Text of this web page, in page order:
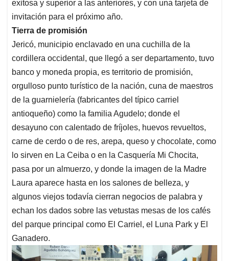
exitosa y superior a las anteriores, y con una tarjeta de
invitación para el próximo año.
Tierra de promisión
Jericó, municipio enclavado en una cuchilla de la
cordillera occidental, que llegó a ser departamento, tuvo
banco y moneda propia, es territorio de promisión,
orgulloso punto turístico de la nación, cuna de maestros
de la guarnielería (fabricantes del típico carriel
antioqueño) como la familia Agudelo; donde el
desayuno con calentado de fríjoles, huevos revueltos,
carne de cerdo o de res, arepa, queso y chocolate, como
lo sirven en La Ceiba o en la Casquería Mi Chocita,
pasa por un almuerzo, y donde la imagen de la Madre
Laura aparece hasta en los salones de belleza, y
algunos viejos todavía cierran negocios de palabra y
echan los dados sobre las vetustas mesas de los cafés
del parque principal como El Carriel, el Luna Park y El
Ganadero.